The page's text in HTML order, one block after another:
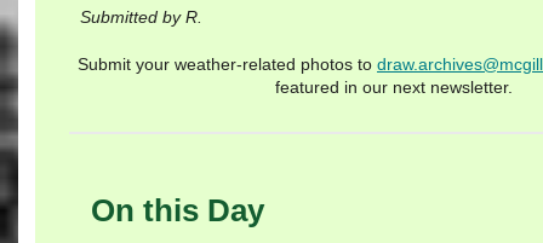
Submitted by R.
Submit your weather-related photos to
featured in our next newsletter.
On this Day